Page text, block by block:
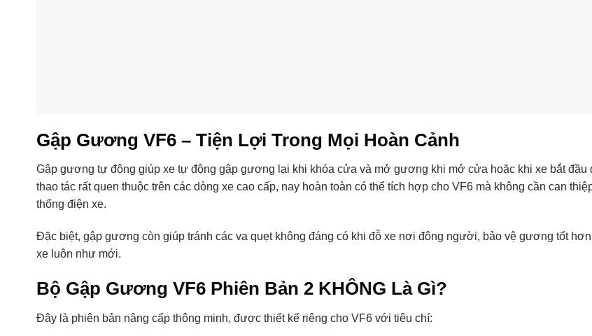
Gập Gương VF6 – Tiện Lợi Trong Mọi Hoàn Cảnh
Gập gương tự động giúp xe tự động gập gương lại khi khóa cửa và mở gương khi mở cửa hoặc khi xe bắt đầu
thao tác rất quen thuộc trên các dòng xe cao cấp, nay hoàn toàn có thể tích hợp cho VF6 mà không cần can
thống điện xe.
Đặc biệt, gập gương còn giúp tránh các va quẹt không đáng có khi đỗ xe nơi đông người, bảo vệ gương tốt
xe luôn như mới.
Bộ Gập Gương VF6 Phiên Bản 2 KHÔNG Là Gì?
Đây là phiên bản nâng cấp thông minh, được thiết kế riêng cho VF6 với tiêu chí: